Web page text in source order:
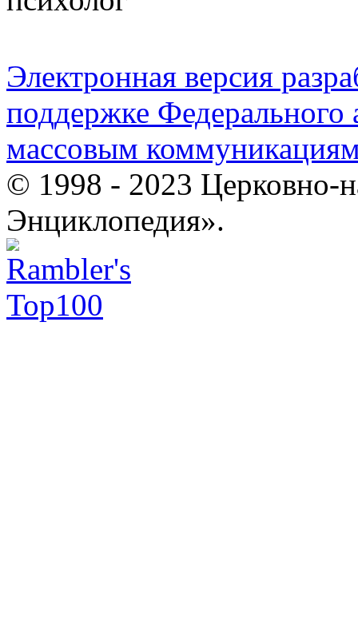
Электронная версия
поддержке Федерального
массовым
© 1998 - 2023 Церковно-
Энциклопедия».